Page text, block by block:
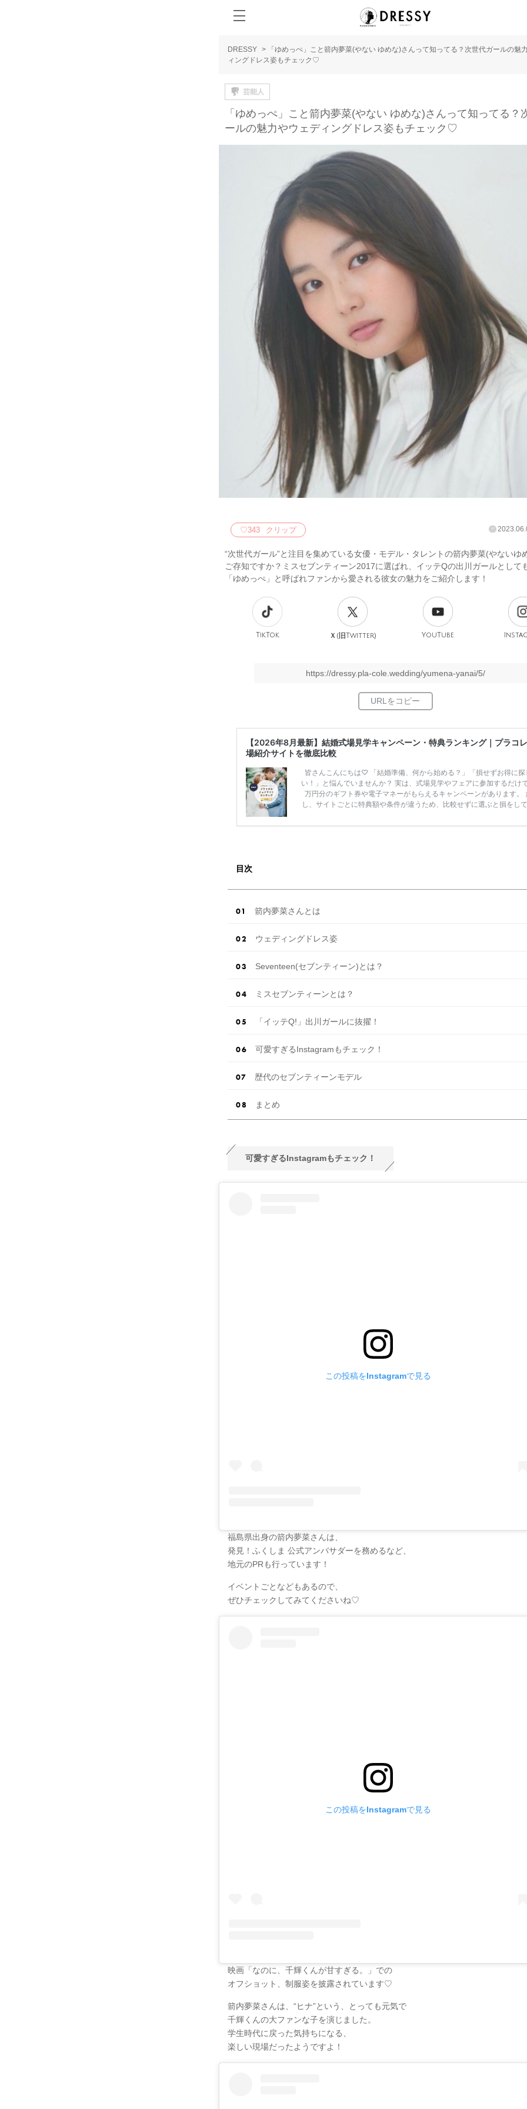
DRESSY >
「ゆめっぺ」こと箭内夢菜(やない ゆめな)さんって知ってる？次世代ガールの魅
ィングドレス姿もチェック♡
芸能人
「ゆめっぺ」こと箭内夢菜(やない ゆめな)さんって知ってる？
ールの魅力やウェディングドレス姿もチェック♡
♡343 クリップ
“次世代ガール”と注目を集めている女優・モデル・タレントの箭内夢菜(やないゆ
ご存知ですか？ミスセブンティーン2017に選ばれ、イッテQの出川ガールとして
「ゆめっぺ」と呼ばれファンから愛される彼女の魅力をご紹介します！
TikTok Ｘ(旧Twitter) YouTube
https://dressy.pla-cole.wedding/yumena-yanai/5/
【2026年8月最新】結婚式場見学キャンペーン・特典ランキング｜プラコ
場紹介サイトを徹底比較
皆さんこんにちは♡ 「結婚準備、何から始める？」「損せずお得に探
い！」と悩んでいませんか？ 実は、式場見学やフェアに参加するだけ
万円分のギフト券や電子マネーがもらえるキャンペーンがあります。
し、サイトごとに特典額や条件が違うため、比較せずに選ぶと損をし
ンペーン特典ランキングを公開！ 比較サイト：プラコレ、ゼクシィ、
目次
箭内夢菜さんとは
ウェディングドレス姿
Seventeen(セブンティーン)とは？
ミスセブンティーンとは？
「イッテQ!」出川ガールに抜擢！
可愛すぎるInstagramもチェック！
歴代のセブンティーンモデル
まとめ
可愛すぎるInstagramもチェック！
この投稿をInstagramで見る
福島県出身の箭内夢菜さんは、
発見！ふくしま 公式アンバサダーを務めるなど、
地元のPRも行っています！
イベントごとなどもあるので、
ぜひチェックしてみてくださいね♡
この投稿をInstagramで見る
映画「なのに、千輝くんが甘すぎる。」での
オフショット、制服姿を披露されています♡
箭内夢菜さんは、“ヒナ”という、とっても元気で
千輝くんの大ファンな子を演じました。
学生時代に戻った気持ちになる、
楽しい現場だったようですよ！